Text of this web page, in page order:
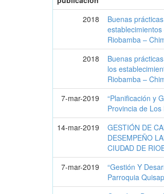
2018
Buenas
Riobamba –
2018
Buenas
los
Riobamba –
7-mar-2019
“Planificación y
Provincia de Los
14-mar-2019
GESTIÓN DE
DESEMPEÑO
CIUDAD DE
7-mar-2019
“Gestión Y
Parroquia